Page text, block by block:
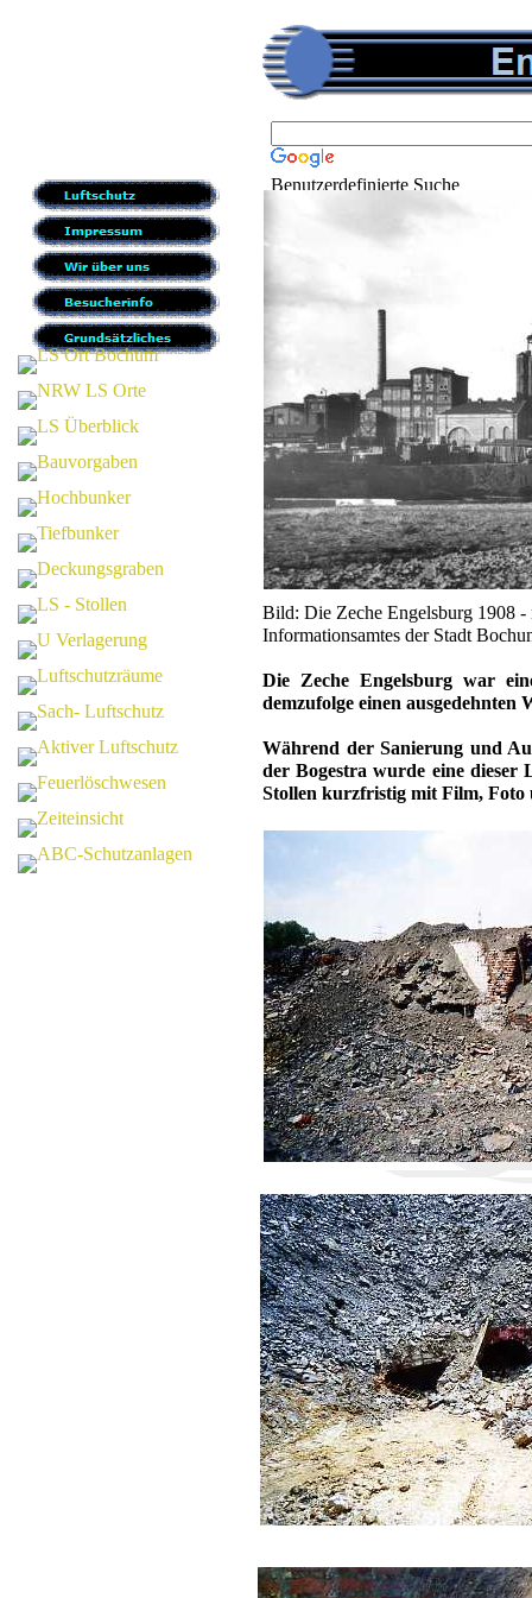
Bild: Die Zeche Engelsburg 1908 -
Informationsamtes der Stadt
Die Zeche Engelsburg war
demzufolge einen ausgedehnten
Während der Sanierung und
der Bogestra wurde eine
Stollen kurzfristig mit Film, Foto
Benutzerdefinierte Suche